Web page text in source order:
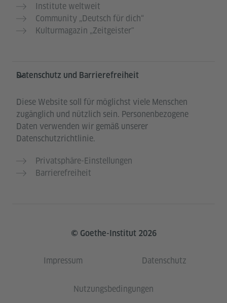
Institute weltweit
Community „Deutsch für dich“
Kulturmagazin „Zeitgeister"
Datenschutz und Barrierefreiheit
Diese Website soll für möglichst viele Menschen
zugänglich und nützlich sein. Personenbezogene
Daten verwenden wir gemäß unserer
Datenschutzrichtlinie.
Privatsphäre-Einstellungen
Barrierefreiheit
© Goethe-Institut 2026
Impressum Datenschutz
Nutzungsbedingungen